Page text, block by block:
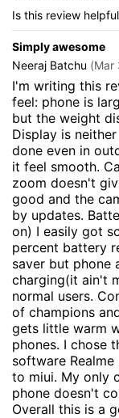
Is this review
Simply awesome
Neeraj Batchu (Mar
I'm writing this
feel: phone is
but the weight
Display is
done even in
it feel smooth.
zoom doesn't
good and the
by updates.
on) I easily got
percent battery
saver but phone
charging(it ain't
normal users.
of champions
gets little warm
phones. I chose
software
to miui. My only
phone doesn't
Overall this is a